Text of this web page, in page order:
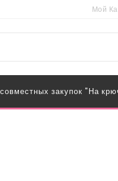
Мой
закупок "На